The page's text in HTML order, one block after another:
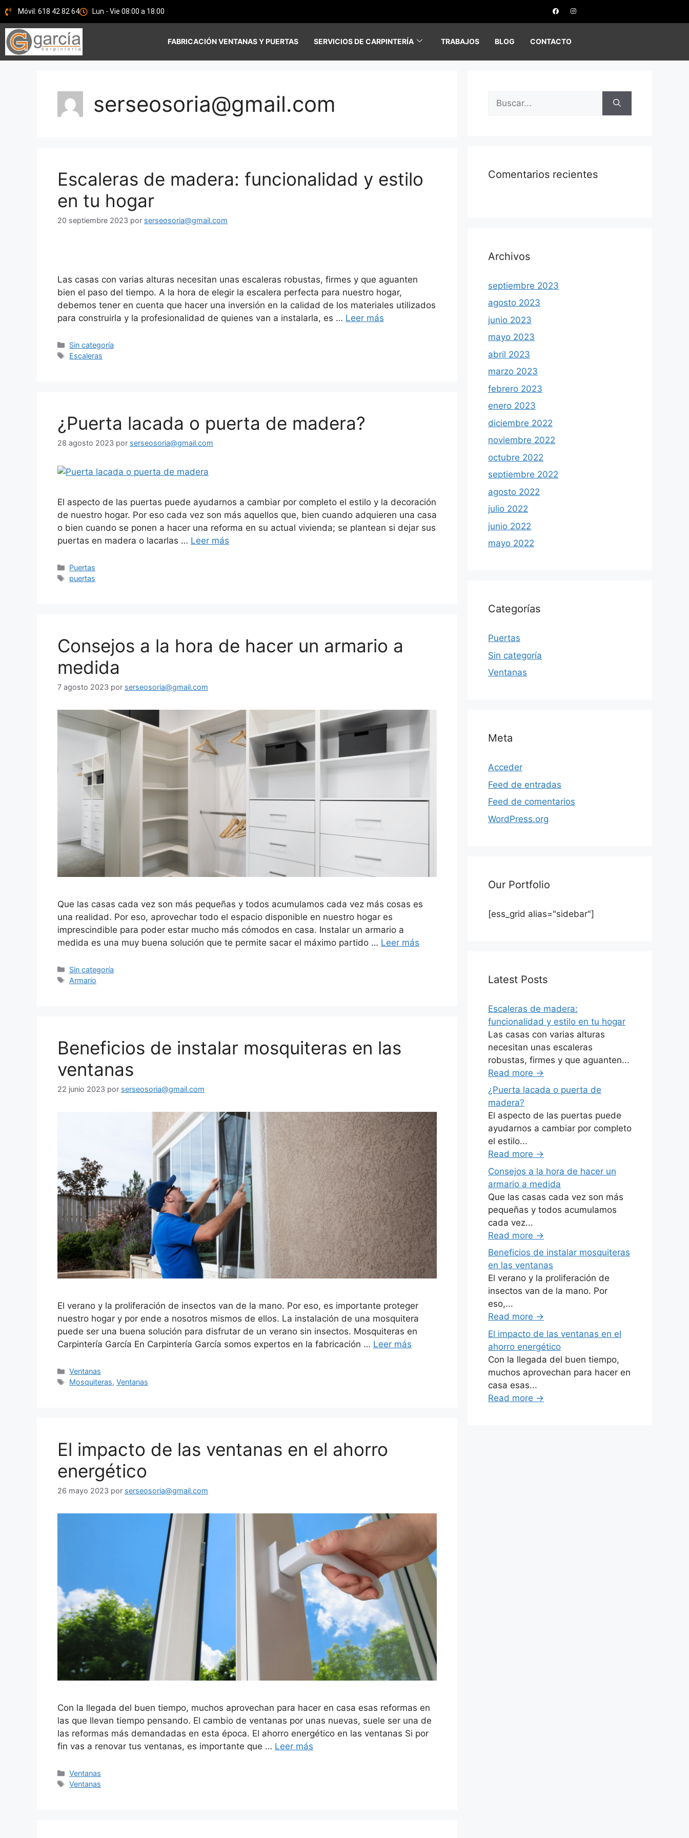
Móvil: 618 42 82 64 Lun - Vie 08:00 a 18:00
FABRICACIÓN VENTANAS Y PUERTAS SERVICIOS DE CARPINTERÍA TRABAJOS BLOG CONTACTO
serseosoria@gmail.com
Escaleras de madera: funcionalidad y estilo
en tu hogar
20 septiembre 2023 por serseosoria@gmail.com
Las casas con varias alturas necesitan unas escaleras robustas, firmes y que aguanten
bien el paso del tiempo. A la hora de elegir la escalera perfecta para nuestro hogar,
debemos tener en cuenta que hacer una inversión en la calidad de los materiales utilizados
para construirla y la profesionalidad de quienes van a instalarla, es … Leer más
Sin categoría
Escaleras
¿Puerta lacada o puerta de madera?
28 agosto 2023 por serseosoria@gmail.com
El aspecto de las puertas puede ayudarnos a cambiar por completo el estilo y la decoración
de nuestro hogar. Por eso cada vez son más aquellos que, bien cuando adquieren una casa
o bien cuando se ponen a hacer una reforma en su actual vivienda; se plantean si dejar sus
puertas en madera o lacarlas … Leer más
Puertas
puertas
Consejos a la hora de hacer un armario a
medida
7 agosto 2023 por serseosoria@gmail.com
Que las casas cada vez son más pequeñas y todos acumulamos cada vez más cosas es
una realidad. Por eso, aprovechar todo el espacio disponible en nuestro hogar es
imprescindible para poder estar mucho más cómodos en casa. Instalar un armario a
medida es una muy buena solución que te permite sacar el máximo partido … Leer más
Sin categoría
Armario
Beneficios de instalar mosquiteras en las
ventanas
22 junio 2023 por serseosoria@gmail.com
El verano y la proliferación de insectos van de la mano. Por eso, es importante proteger
nuestro hogar y por ende a nosotros mismos de ellos. La instalación de una mosquitera
puede ser una buena solución para disfrutar de un verano sin insectos. Mosquiteras en
Carpintería García En Carpintería García somos expertos en la fabricación … Leer más
Ventanas
Mosquiteras,Ventanas
El impacto de las ventanas en el ahorro
energético
26 mayo 2023 por serseosoria@gmail.com
Con la llegada del buen tiempo, muchos aprovechan para hacer en casa esas reformas en
las que llevan tiempo pensando. El cambio de ventanas por unas nuevas, suele ser una de
las reformas más demandadas en esta época. El ahorro energético en las ventanas Si por
fin vas a renovar tus ventanas, es importante que … Leer más
Ventanas
Ventanas
Comentarios recientes
Archivos
septiembre 2023
agosto 2023
junio 2023
mayo 2023
abril 2023
marzo 2023
febrero 2023
enero 2023
diciembre 2022
noviembre 2022
octubre 2022
septiembre 2022
agosto 2022
julio 2022
junio 2022
mayo 2022
Categorías
Puertas
Sin categoría
Ventanas
Meta
Acceder
Feed de entradas
Feed de comentarios
WordPress.org
Our Portfolio
[ess_grid alias="sidebar"]
Latest Posts
Escaleras de madera:
funcionalidad y estilo en tu hogar
Las casas con varias alturas
necesitan unas escaleras
robustas, firmes y que aguanten...
Read more →
¿Puerta lacada o puerta de
madera?
El aspecto de las puertas puede
ayudarnos a cambiar por completo
el estilo...
Read more →
Consejos a la hora de hacer un
armario a medida
Que las casas cada vez son más
pequeñas y todos acumulamos
cada vez...
Read more →
Beneficios de instalar mosquiteras
en las ventanas
El verano y la proliferación de
insectos van de la mano. Por
eso,...
Read more →
El impacto de las ventanas en el
ahorro energético
Con la llegada del buen tiempo,
muchos aprovechan para hacer en
casa esas...
Read more →